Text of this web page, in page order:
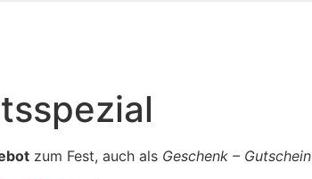
zum Fest, auch als Geschenk – Gutschein